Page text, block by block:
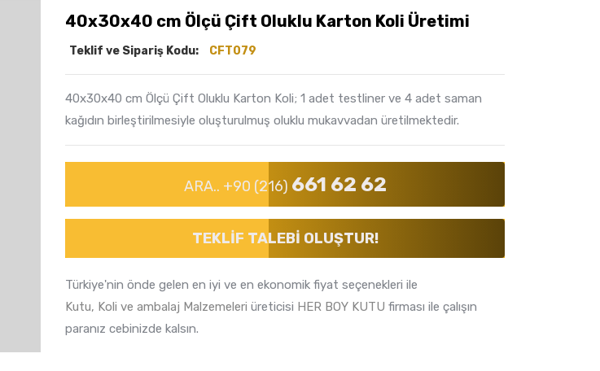
40x30x40 cm Ölçü Çift Oluklu Karton Koli Üretimi
Teklif ve Sipariş Kodu: CFT079
40x30x40 cm Ölçü Çift Oluklu Karton Koli; 1 adet testliner ve 4 adet saman
kağıdın birleştirilmesiyle oluşturulmuş oluklu mukavvadan üretilmektedir.
ARA.. +90 (216) 661 62 62
TEKLIF TALEBI OLUŞTUR!
Türkiye'nin önde gelen en iyi ve en ekonomik fiyat seçenekleri ile
Kutu, Koli ve ambalaj Malzemeleri üreticisi HER BOY KUTU firması ile çalışın
paranız cebinizde kalsın.